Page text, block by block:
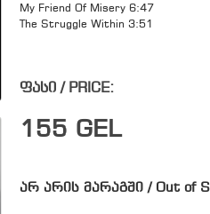
My Friend Of Misery 6:47
The Struggle Within 3:51
ფასი / PRICE:
155 GEL
არ არის მარაგში / Out of